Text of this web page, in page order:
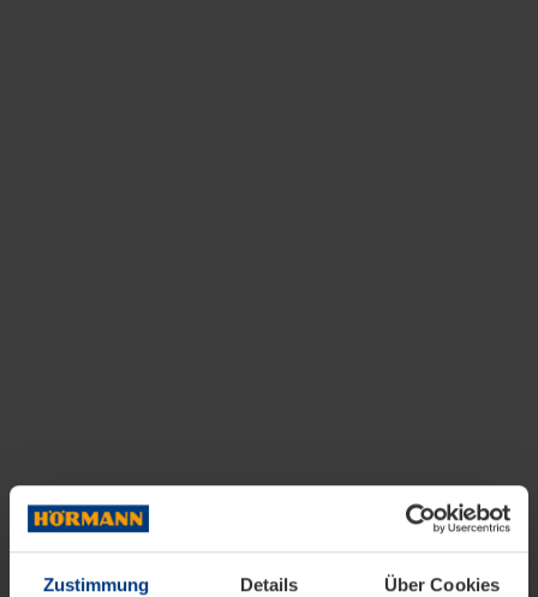
Zustimmung Details Über Cookies